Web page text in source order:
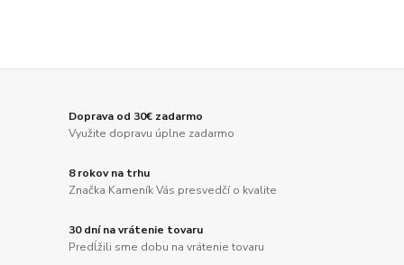
Doprava od 30€ zadarmo
Využite dopravu úplne zadarmo
8 rokov na trhu
Značka Kameník Vás presvedčí o kvalite
30 dní na vrátenie tovaru
Predĺžili sme dobu na vrátenie tovaru